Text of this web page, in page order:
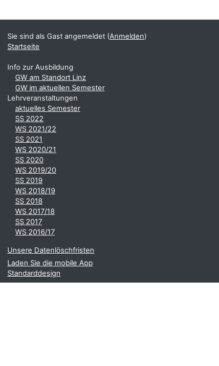
Ergänzungsblöcke
Sie sind als Gast angemeldet (Anmelden)
Startseite
Info zur Ausbildung
GW am Standort Linz
GW im aktuellen Semester
Lehrveranstaltungen
aktuelles Semester
SS 2022
WS 2021/22
SS 2021
WS 2020/21
SS 2020
WS 2019/20
SS 2019
WS 2018/19
SS 2018
WS 2017/18
SS 2017
WS 2016/17
Unsere Datenlöschfristen
Laden Sie die mobile App
Standarddesign